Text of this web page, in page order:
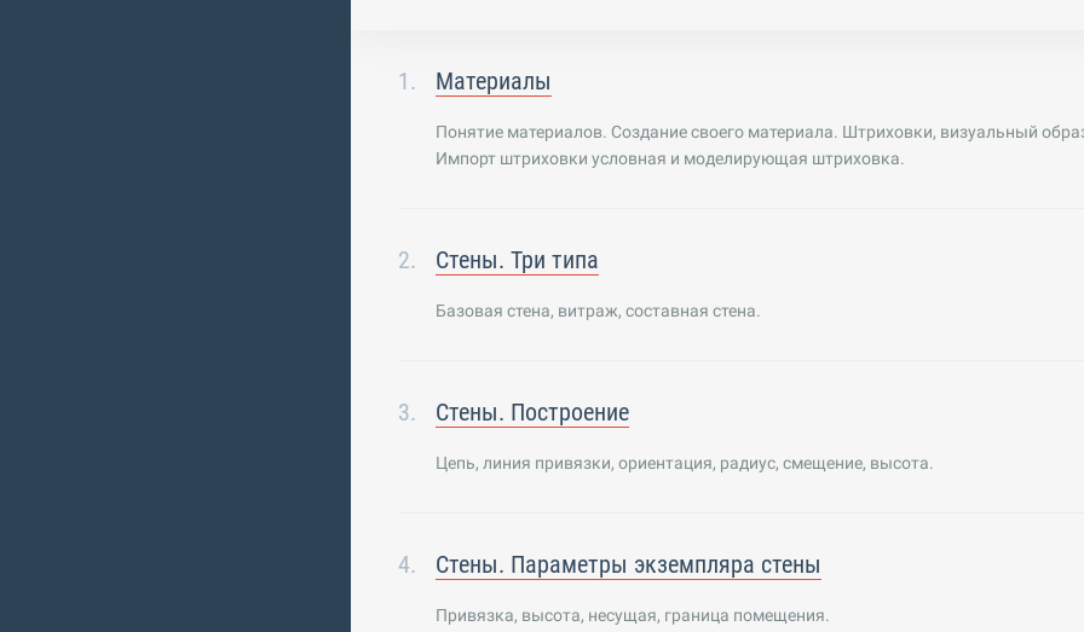
Материалы
Понятие материалов. Создание своего материала. Штриховки, визуальный
Импорт штриховки условная и моделирующая штриховка.
Стены. Три типа
Базовая стена, витраж, составная стена.
Стены. Построение
Цепь, линия привязки, ориентация, радиус, смещение, высота.
Стены. Параметры экземпляра стены
Привязка, высота, несущая, граница помещения.